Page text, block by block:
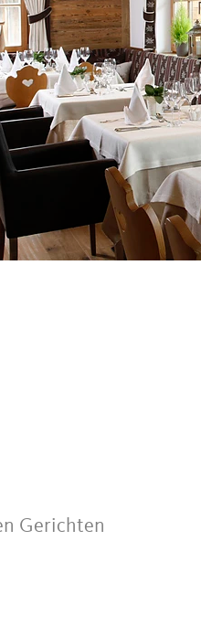
Gerichten